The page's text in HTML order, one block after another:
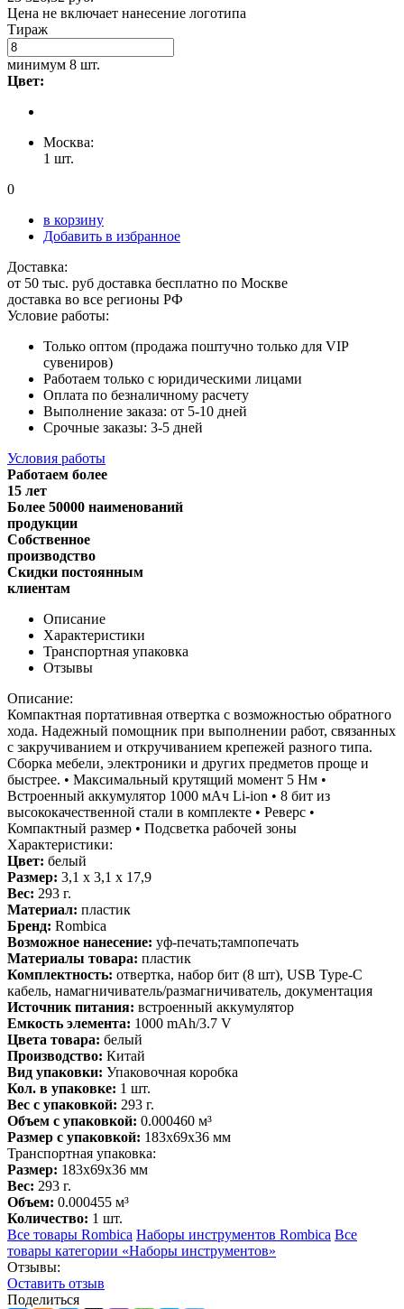
Цена не включает нанесение логотипа
Тираж
минимум 8 шт.
Цвет:
Москва:
1 шт.
0
в корзину
Добавить в избранное
Доставка:
от 50 тыс. руб доставка бесплатно по Москве
доставка во все регионы РФ
Условие работы:
Только оптом (продажа поштучно только для VIP
сувениров)
Работаем только с юридическими лицами
Оплата по безналичному расчету
Выполнение заказа: от 5-10 дней
Срочные заказы: 3-5 дней
Условия работы
Работаем более
15 лет
Более 50000 наименований
продукции
Собственное
производство
Скидки постоянным
клиентам
Описание
Характеристики
Транспортная упаковка
Отзывы
Описание:
Компактная портативная отвертка с возможностью обратного
хода. Надежный помощник при выполнении работ, связанных
с закручиванием и откручиванием крепежей разного типа.
Сборка мебели, электроники и других предметов проще и
быстрее. • Максимальный крутящий момент 5 Нм •
Встроенный аккумулятор 1000 мАч Li-ion • 8 бит из
высококачественной стали в комплекте • Реверс •
Компактный размер • Подсветка рабочей зоны
Характеристики:
Цвет: белый
Размер: 3,1 x 3,1 x 17,9
Вес: 293 г.
Материал: пластик
Бренд: Rombica
Возможное нанесение: уф-печать;тампопечать
Материалы товара: пластик
Комплектность: отвертка, набор бит (8 шт), USB Type-C
кабель, намагничиватель/размагничиватель, документация
Источник питания: встроенный аккумулятор
Емкость элемента: 1000 mAh/3.7 V
Цвета товара: белый
Производство: Китай
Вид упаковки: Упаковочная коробка
Кол. в упаковке: 1 шт.
Вес с упаковкой: 293 г.
Объем с упаковкой: 0.000460 м³
Размер с упаковкой: 183x69x36 мм
Транспортная упаковка:
Размер: 183x69x36 мм
Вес: 293 г.
Объем: 0.000455 м³
Количество: 1 шт.
Все товары Rombica Наборы инструментов Rombica Все
товары категории «Наборы инструментов»
Отзывы:
Оcтавить отзыв
Поделиться